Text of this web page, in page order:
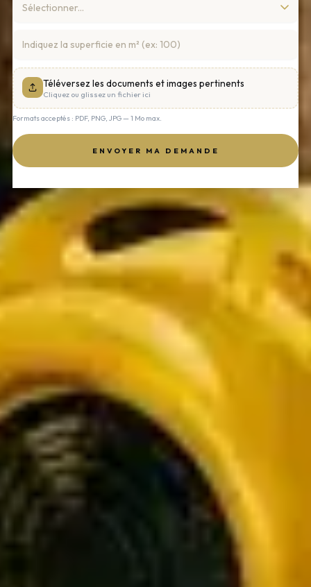
Téléversez les documents et images pertinents
Cliquez ou glissez un fichier ici
Formats acceptés : PDF, PNG, JPG — 1 Mo max.
ENVOYER MA DEMANDE